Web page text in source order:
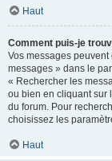
Haut
Comment puis-je
Vos messages
messages » dans le
« Rechercher les
ou bien en cliquant sur
du forum. Pour
choisissez les
Haut